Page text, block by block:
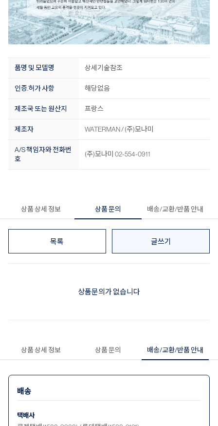
품명 및 모델명 상세기술참조
인증.허가 사항 해당없음
제조국 또는 원산지 프랑스
제조자 WATERMAN / (주)모나미
A/S 책임자와 전화번
호
(주)모나미 02-554-0911
상품 상세 정보 상품 문의 배송/교환/반품 안내
목록 글쓰기
상품문의가 없습니다
상품 상세 정보 상품 문의 배송/교환/반품 안내
배송
택배사